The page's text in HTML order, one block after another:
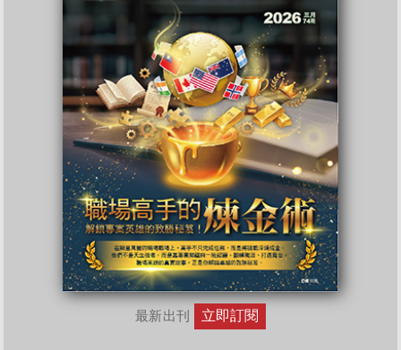
最新出刊 立即訂閱